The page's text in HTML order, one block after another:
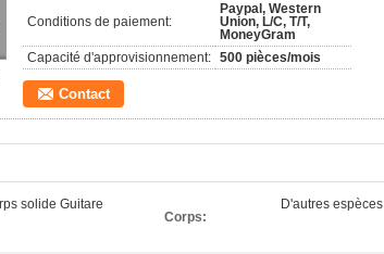
Conditions de paiement:
Paypal, Western
Union, L/C, T/T,
MoneyGram
Capacité d'approvisionnement: 500 pièces/mois
Contact
solide Guitare
Corps:
D'autres espèces